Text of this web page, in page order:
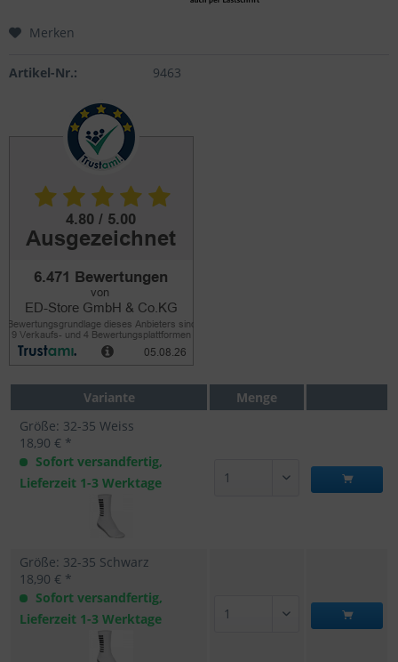
Merken
Artikel-Nr.: 9463
Variante
Menge
Größe: 32-35 Weiss
18,90 € *
Sofort versandfertig,
Lieferzeit 1-3 Werktage
Größe: 32-35 Schwarz
18,90 € *
Sofort versandfertig,
Lieferzeit 1-3 Werktage